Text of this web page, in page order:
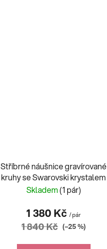
Stříbrné náušnice gravírované
kruhy se Swarovski krystalem
Skladem(1 pár)
1 380 Kč/ pár
1 840 Kč (–25 %)